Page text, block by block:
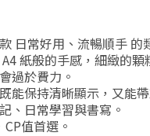
日常好用、流暢順手 的
紙般的手感，細緻的
過於費力。
能保持清晰顯示，又能
、日常學習與書寫。
值首選。